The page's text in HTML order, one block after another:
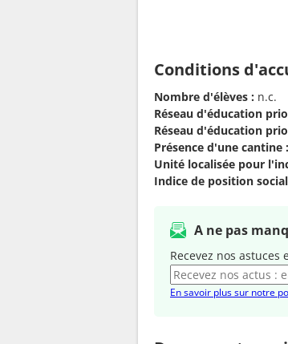
Conditions
Nombre d'élèves : n.c.
Réseau d'éducation
Réseau d'éducation
Présence d'une cantine :
Unité localisée pour
Indice de position
A ne pas
Recevez nos
En savoir plus sur notre